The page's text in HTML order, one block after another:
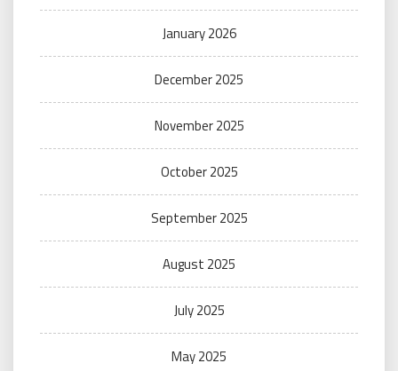
January 2026
December 2025
November 2025
October 2025
September 2025
August 2025
July 2025
May 2025